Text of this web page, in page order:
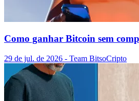
Como ganhar Bitcoin sem
29 de jul. de 2026 - Team BitsoCripto